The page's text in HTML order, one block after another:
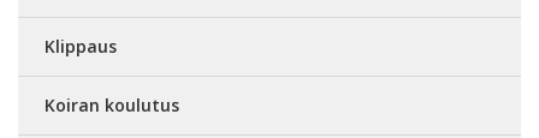
Klippaus
Koiran koulutus